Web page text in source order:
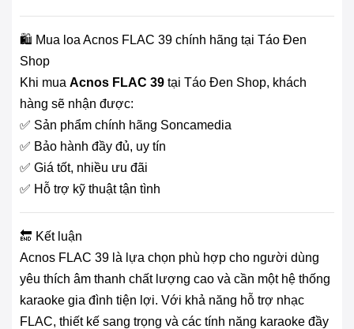
🛍️ Mua loa Acnos FLAC 39 chính hãng tại Táo Đen
Shop
Khi mua Acnos FLAC 39 tại Táo Đen Shop, khách
hàng sẽ nhận được:
✅ Sản phẩm chính hãng Soncamedia
✅ Bảo hành đầy đủ, uy tín
✅ Giá tốt, nhiều ưu đãi
✅ Hỗ trợ kỹ thuật tận tình
🔚 Kết luận
Acnos FLAC 39 là lựa chọn phù hợp cho người dùng
yêu thích âm thanh chất lượng cao và cần một hệ thống
karaoke gia đình tiện lợi. Với khả năng hỗ trợ nhạc
FLAC, thiết kế sang trọng và các tính năng karaoke đầy